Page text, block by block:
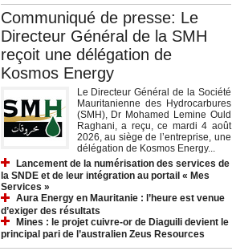
Communiqué de presse: Le
Directeur Général de la SMH
reçoit une délégation de
Kosmos Energy
Le Directeur Général de la Société
Mauritanienne des Hydrocarbures
(SMH), Dr Mohamed Lemine Ould
Raghani, a reçu, ce mardi 4 août
2026, au siège de l’entreprise, une
délégation de Kosmos Energy...
Lancement de la numérisation des services de
la SNDE et de leur intégration au portail « Mes
Services »
Aura Energy en Mauritanie : l’heure est venue
d’exiger des résultats
Mines : le projet cuivre-or de Diaguili devient le
principal pari de l’australien Zeus Resources